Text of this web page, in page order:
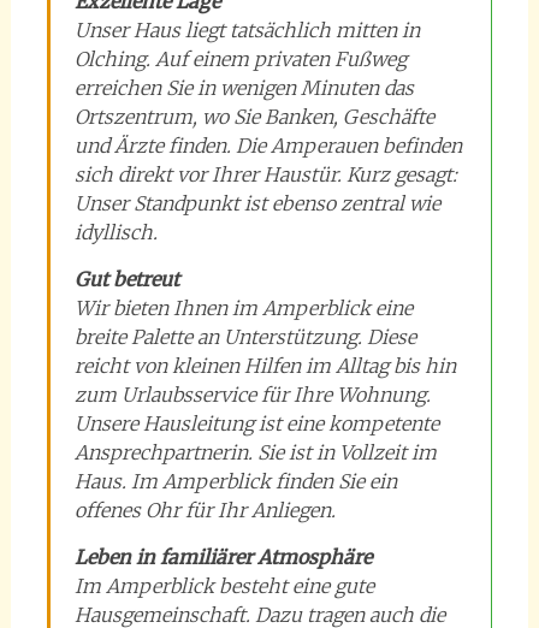
Unser Haus liegt tatsächlich mitten in
Olching. Auf einem privaten Fußweg
erreichen Sie in wenigen Minuten das
Ortszentrum, wo Sie Banken, Geschäfte
und Ärzte finden. Die Amperauen befinden
sich direkt vor Ihrer Haustür. Kurz gesagt:
Unser Standpunkt ist ebenso zentral wie
idyllisch.
Gut betreut
Wir bieten Ihnen im Amperblick eine
breite Palette an Unterstützung. Diese
reicht von kleinen Hilfen im Alltag bis hin
zum Urlaubsservice für Ihre Wohnung.
Unsere Hausleitung ist eine kompetente
Ansprechpartnerin. Sie ist in Vollzeit im
Haus. Im Amperblick finden Sie ein
offenes Ohr für Ihr Anliegen.
Leben in familiärer Atmosphäre
Im Amperblick besteht eine gute
Hausgemeinschaft. Dazu tragen auch die